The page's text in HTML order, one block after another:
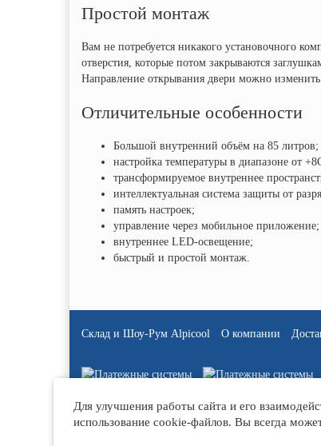
Простой монтаж
Вам не потребуется никакого установочного
отверстия, которые потом закрываются
Направление открывания двери можно
Отличительные особенности
Большой внутренний объём на 85 литров;
настройка температуры в диапазоне от
трансформируемое внутреннее
интеллектуальная система защиты от
память настроек;
управление через мобильное приложение;
внутреннее LED-освещение;
быстрый и простой монтаж.
Склад и Шоу-Рум Alpicool О компании
© 2018 - 2026 Alpicool-Rus
Для улучшения работы сайта и его
использование cookie-файлов. Вы всегда